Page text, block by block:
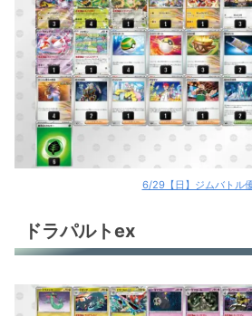
6/29【日】ジムバトル
ドラパルトex